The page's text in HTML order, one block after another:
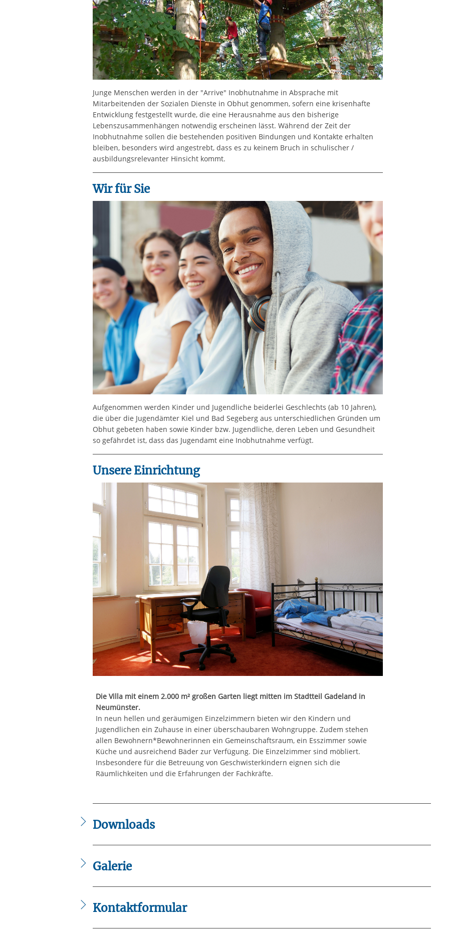
Junge Menschen werden in der "Arrive" Inobhutnahme in Absprache mit
Mitarbeitenden der Sozialen Dienste in Obhut genommen, sofern eine krisenhafte
Entwicklung festgestellt wurde, die eine Herausnahme aus den bisherige
Lebenszusammenhängen notwendig erscheinen lässt. Während der Zeit der
Inobhutnahme sollen die bestehenden positiven Bindungen und Kontakte erhalten
bleiben, besonders wird angestrebt, dass es zu keinem Bruch in schulischer /
ausbildungsrelevanter Hinsicht kommt.
Wir für Sie
Aufgenommen werden Kinder und Jugendliche beiderlei Geschlechts (ab 10 Jahren),
die über die Jugendämter Kiel und Bad Segeberg aus unterschiedlichen Gründen um
Obhut gebeten haben sowie Kinder bzw. Jugendliche, deren Leben und Gesundheit
so gefährdet ist, dass das Jugendamt eine Inobhutnahme verfügt.
Unsere Einrichtung
Die Villa mit einem 2.000 m² großen Garten liegt mitten im Stadtteil Gadeland in
Neumünster.
In neun hellen und geräumigen Einzelzimmern bieten wir den Kindern und
Jugendlichen ein Zuhause in einer überschaubaren Wohngruppe. Zudem stehen
allen Bewohnern*Bewohnerinnen ein Gemeinschaftsraum, ein Esszimmer sowie
Küche und ausreichend Bäder zur Verfügung. Die Einzelzimmer sind möbliert.
Insbesondere für die Betreuung von Geschwisterkindern eignen sich die
Räumlichkeiten und die Erfahrungen der Fachkräfte.
Downloads
Galerie
Kontaktformular